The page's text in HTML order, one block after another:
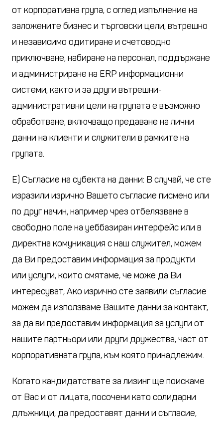
от корпоративна група, с оглед изпълнение на
заложените бизнес и търговски цели, вътрешно
и независимо одитиране и счетоводно
приключване, набиране на персонал, поддържане
и администриране на ERP информационни
системи, както и за други вътрешни-
административни цели на групата е възможно
обработване, включващо предаване на лични
данни на клиенти и служители в рамките на
групата.
Е) Съгласие на субекта на данни: В случай, че сте
изразили изрично Вашето съгласие писмено или
по друг начин, например чрез отбелязване в
свободно поле на уеббазиран интерфейс или в
директна комуникация с наш служител, можем
да Ви предоставим информация за продукти
или услуги, които смятаме, че може да Ви
интересуват, Ако изрично сте заявили съгласие
можем да използваме Вашите данни за контакт,
за да ви предоставим информация за услуги от
нашите партньори или други дружества, част от
корпоративната група, към която принадлежим.
Когато кандидатствате за лизинг ще поискаме
от Вас и от лицата, посочени като солидарни
длъжници, да предоставят данни и съгласие,